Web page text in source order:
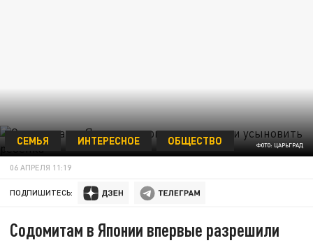
ФОТО: ЦАРЬГРАД
СЕМЬЯ ИНТЕРЕСНОЕ ОБЩЕСТВО
06 АПРЕЛЯ 11:19
ПОДПИШИТЕСЬ:
Содомитам в Японии впервые разрешили